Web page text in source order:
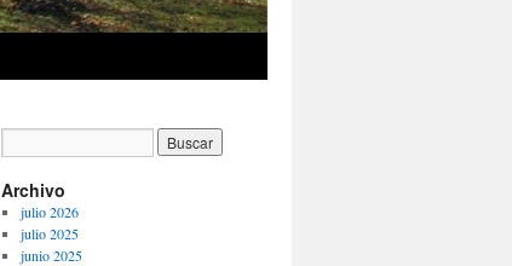
Archivo
julio 2026
julio 2025
junio 2025